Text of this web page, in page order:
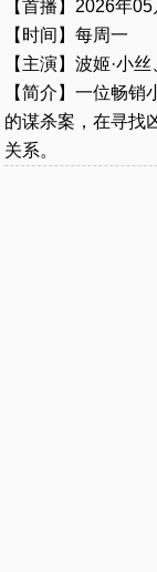
【首播】2026年05
【时间】每周一
【主演】波姬·小
【简介】一位畅
的谋杀案，在寻找
关系。